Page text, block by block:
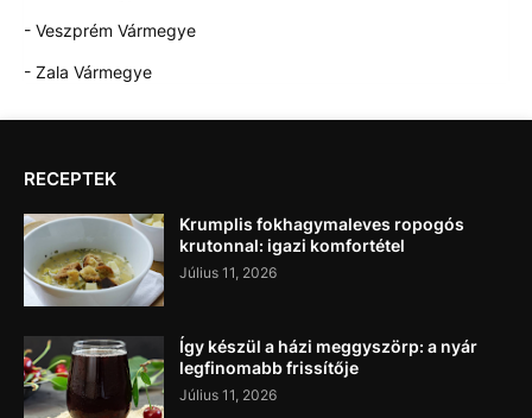
- Veszprém Vármegye
- Zala Vármegye
RECEPTEK
Krumplis fokhagymaleves ropogós
krutonnal: igazi komfortétel
Július 11, 2026
Így készül a házi meggyszörp: a nyár
legfinomabb frissítője
Július 11, 2026